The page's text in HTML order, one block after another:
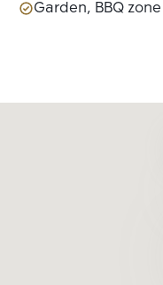
Garden, BBQ zone